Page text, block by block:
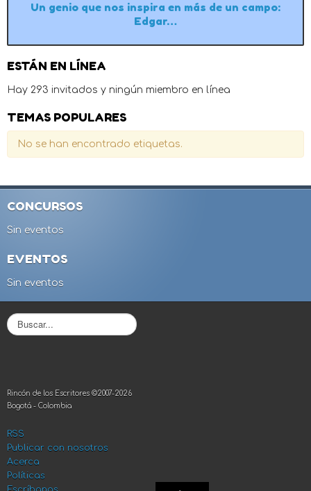
Un genio que nos inspira en más de un campo:
Edgar…
ESTÁN EN LÍNEA
Hay 293 invitados y ningún miembro en línea
TEMAS POPULARES
No se han encontrado etiquetas.
CONCURSOS
Sin eventos
EVENTOS
Sin eventos
B
u
r
.
.
Rincón de los Escritores ©2007-2026
Bogotá - Colombia
RSS
Publicar con nosotros
Acerca
Políticas